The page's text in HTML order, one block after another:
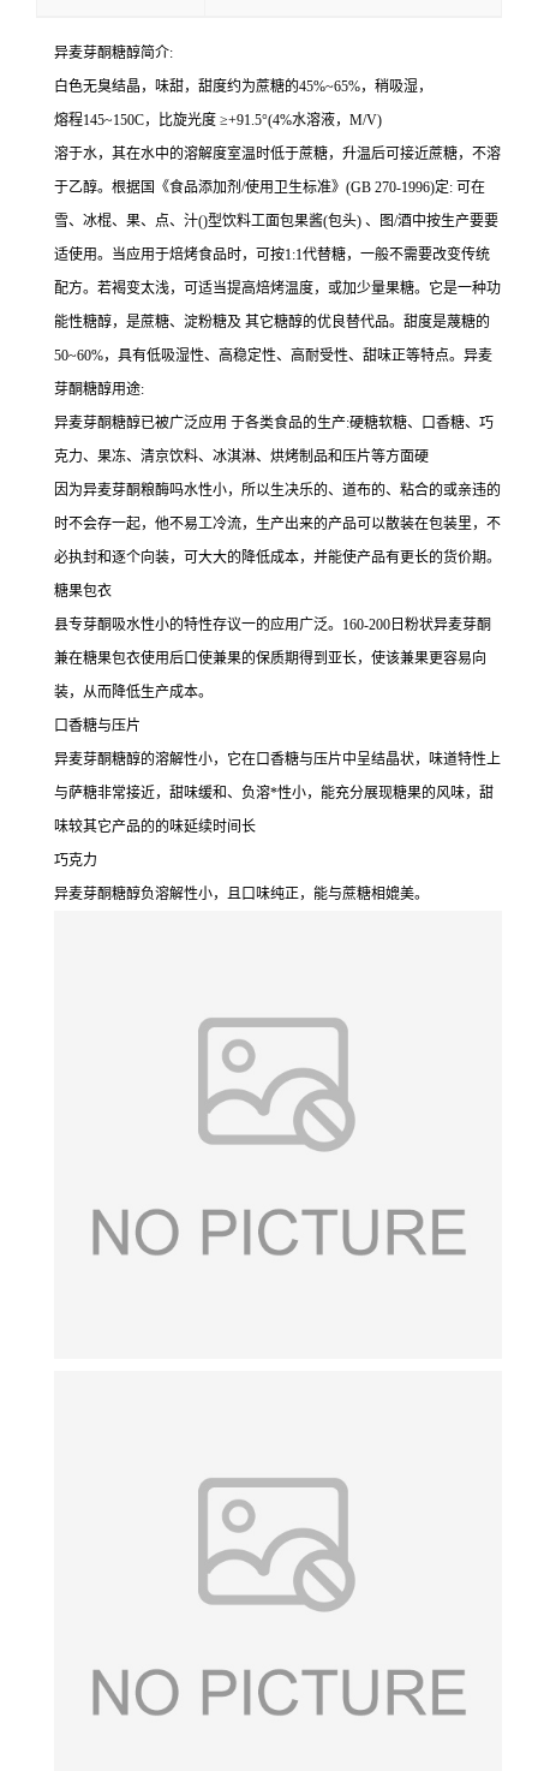
异麦芽酮糖醇简介:
白色无臭结晶，味甜，甜度约为蔗糖的45%~65%，稍吸湿，
熔程145~150C，比旋光度 ≥+91.5°(4%水溶液，M/V)
溶于水，其在水中的溶解度室温时低于蔗糖，升温后可接近蔗糖，不溶
于乙醇。根据国《食品添加剂/使用卫生标准》(GB 270-1996)定: 可在
雪、冰棍、果、点、汁()型饮料工面包果酱(包头) 、图/酒中按生产要要
适使用。当应用于焙烤食品时，可按1:1代替糖，一般不需要改变传统
配方。若褐变太浅，可适当提高焙烤温度，或加少量果糖。它是一种功
能性糖醇，是蔗糖、淀粉糖及 其它糖醇的优良替代品。甜度是蔑糖的
50~60%，具有低吸湿性、高稳定性、高耐受性、甜味正等特点。异麦
芽酮糖醇用途:
异麦芽酮糖醇已被广泛应用 于各类食品的生产:硬糖软糖、口香糖、巧
克力、果冻、清京饮料、冰淇淋、烘烤制品和压片等方面硬
因为异麦芽酮粮酶吗水性小，所以生决乐的、道布的、粘合的或亲违的
时不会存一起，他不易工冷流，生产出来的产品可以散装在包装里，不
必执封和逐个向装，可大大的降低成本，并能使产品有更长的货价期。
糖果包衣
县专芽酮吸水性小的特性存议一的应用广泛。160-200日粉状异麦芽酮
兼在糖果包衣使用后口使兼果的保质期得到亚长，使该兼果更容易向
装，从而降低生产成本。
口香糖与压片
异麦芽酮糖醇的溶解性小，它在口香糖与压片中呈结晶状，味道特性上
与萨糖非常接近，甜味缓和、负溶*性小，能充分展现糖果的风味，甜
味较其它产品的的味延续时间长
巧克力
异麦芽酮糖醇负溶解性小，且口味纯正，能与蔗糖相媲美。